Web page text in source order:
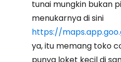
tunai mungkin bukan
menukarnya di sini
https://
ya, itu memang toko